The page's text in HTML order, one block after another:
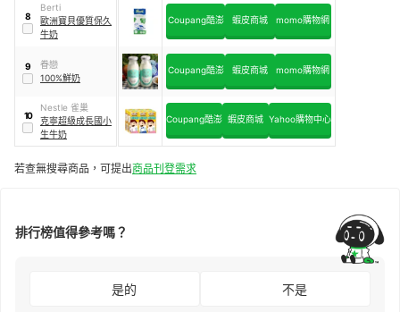
8
Berti
歐洲寶貝優質保久
牛奶
Coupang酷澎 蝦皮商城 momo購物網
9
眷戀
100%鮮奶
Coupang酷澎 蝦皮商城 momo購物網
10
Nestle 雀巢
克寧超級成長國小
生牛奶
Coupang酷澎 蝦皮商城 Yahoo購物中心
若查無搜尋商品，可提出商品刊登需求
排行榜值得參考嗎？
是的 不是